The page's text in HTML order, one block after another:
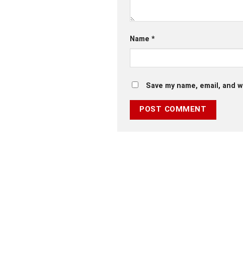
Name *
Save my name, email,